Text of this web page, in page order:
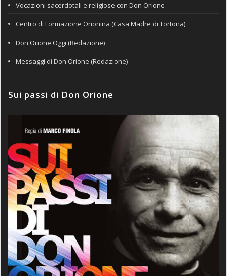
Vocazioni sacerdotali e religiose con Don Orione
Centro di Formazione Orionina (Casa Madre di Tortona)
Don Orione Oggi (Redazione)
Messaggi di Don Orione (Redazione)
Sui passi di Don Orione